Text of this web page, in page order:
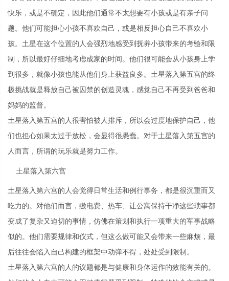
快乐，或是不确定，因此他们通常不太想要有小孩或是有亲子问
题。他们可能担心小孩不喜欢自己，或是相反担心自己不喜欢小
孩。土星在这个位置的人会强烈地感受到抚养小孩带来的考验和限
制，所以最好仔细地考虑成家的时间。他们很可能会从小孩身上学
到很多，就像小孩也能从他们身上获益良多。土星落入第五宫的终
极挑战就是释放自己被囚禁的创造灵魂，感觉自己不再受到爸爸和
妈妈的监督。
土星落入第五宫的人很害怕被人排斥，所以会过度地保护自己，他
们也担心如果太过于放松，会显得很愚蠢。对于土星落入第五宫的
人而言，所谓的玩乐就是努力工作。
土星落入第六宫
土星落入第六宫的人会觉得日常生活和例行事务，都是很沉重而又
吃力的。对他们而言，缴电费、热车、让公寓保持干净这些琐事都
变成了复杂又迫切的事情，仿佛在策划和执行一项重大的军事战略
似的。他们需要规律和仪式，但这么做可能又会带来一些麻烦，最
后往往会陷入自己构建的框架中动弹不得，处处受到限制。
土星落入第六宫的人的议题都是与健康和身体运作的效能有关的。